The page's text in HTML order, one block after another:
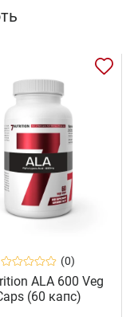
(0)
ALA 600 Veg
(60 капс)